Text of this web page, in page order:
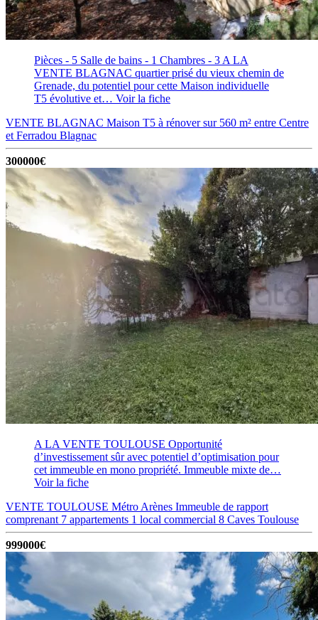
Pièces - 5 Salle de bains - 1 Chambres - 3 A LA
VENTE BLAGNAC quartier prisé du vieux chemin de
Grenade, du potentiel pour cette Maison individuelle
T5 évolutive et… Voir la fiche
VENTE BLAGNAC Maison T5 à rénover sur 560 m² entre Centre
et Ferradou Blagnac
300000€
A LA VENTE TOULOUSE Opportunité
d’investissement sûr avec potentiel d’optimisation pour
cet immeuble en mono propriété. Immeuble mixte de…
Voir la fiche
VENTE TOULOUSE Métro Arènes Immeuble de rapport
comprenant 7 appartements 1 local commercial 8 Caves Toulouse
999000€